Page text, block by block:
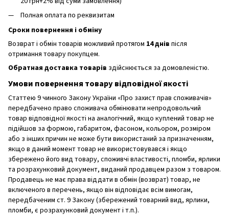
Полная оплата по реквизитам
Сроки повернення і обміну
Возврат і обмін товарів можливий протягом 14 днів після
отримання товару покупцем.
Обратная доставка товарів здійснюється за домовленістю.
Умови повернення товару відповідної якості
Статтею 9 чинного Закону України «Про захист прав споживачів»
передбачено право споживача обмінювати непродовольчий
товар відповідної якості на аналогічний, якщо куплений товар не
підійшов за формою, габаритом, фасоном, кольором, розміром
або з інших причин не може бути використаний за призначенням,
якщо в даний момент товар не використовувався і якщо
збережено його вид товару, споживчі властивості, пломби, ярлики
та розрахунковий документ, виданий продавцем разом з товаром.
Продавець не має права віддати в обмін (возврат) товар, не
включеного в перечень, якщо він відповідає всім вимогам,
передбаченим ст. 9 Закону (збережений товарний вид, ярлики,
пломби, є розрахунковий документ і т.п.).